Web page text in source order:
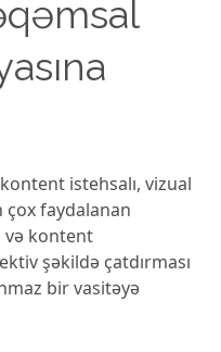
istehsalı, vizual
çox faydalanan
və kontent
şəkildə çatdırması
bir vasitəyə